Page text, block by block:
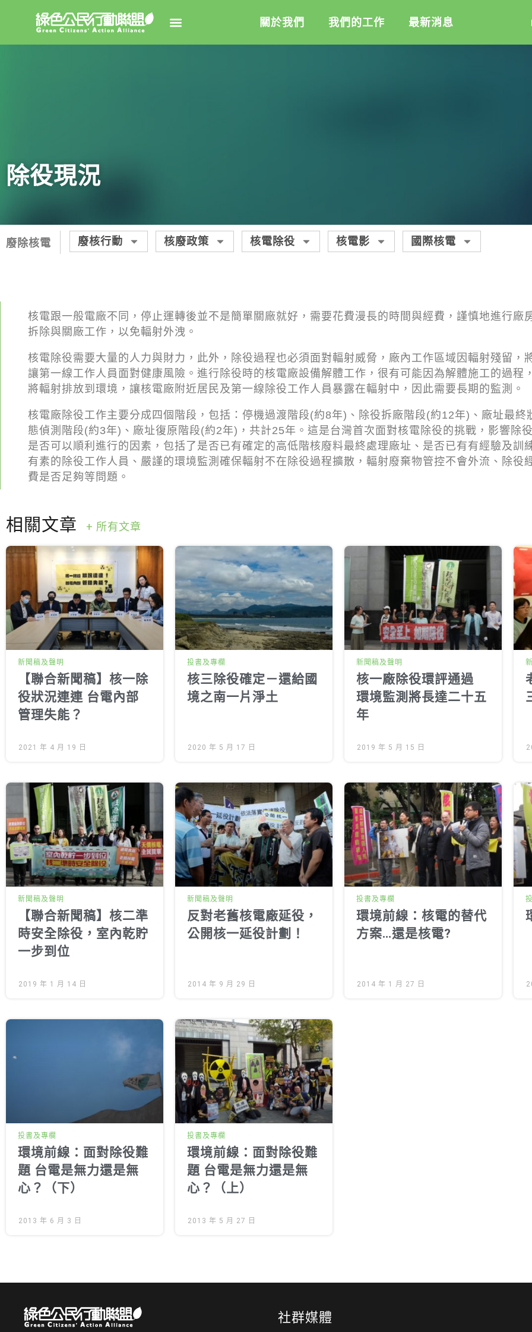
年度報告與財報
關於我們 我們的工作 最新消息
除役現況
廢除核電 廢核行動 核廢政策 核電除役 核電影 國際核電
核電跟一般電廠不同，停止運轉後並不是簡單關廠就好，需要花費漫長的時間與經費，謹慎地進行廠
拆除與關廠工作，以免輻射外洩。
核電除役需要大量的人力與財力，此外，除役過程也必須面對輻射威脅，廠內工作區域因輻射殘留，
讓第一線工作人員面對健康風險。進行除役時的核電廠設備解體工作，很有可能因為解體施工的過程，
將輻射排放到環境，讓核電廠附近居民及第一線除役工作人員暴露在輻射中，因此需要長期的監測。
核電廠除役工作主要分成四個階段，包括：停機過渡階段(約8年)、除役拆廠階段(約12年)、廠址最終
態偵測階段(約3年)、廠址復原階段(約2年)，共計25年。這是台灣首次面對核電除役的挑戰，影響除役
是否可以順利進行的因素，包括了是否已有確定的高低階核廢料最終處理廠址、是否已有有經驗及訓
有素的除役工作人員、嚴謹的環境監測確保輻射不在除役過程擴散，輻射廢棄物管控不會外流、除役
費是否足夠等問題。
相關文章 + 所有文章
新聞稿及聲明
【聯合新聞稿】核一除
役狀況連連 台電內部
管理失能？
2021 年 4 月 19 日
投書及專欄
核三除役確定－還給國
境之南一片淨土
2020 年 5 月 17 日
新聞稿及聲明
核一廠除役環評通過
環境監測將長達二十五
年
2019 年 5 月 15 日
新聞稿及聲明
【聯合新聞稿】核二準
時安全除役，室內乾貯
一步到位
2019 年 1 月 14 日
新聞稿及聲明
反對老舊核電廠延役，
公開核一延役計劃！
2014 年 9 月 29 日
投書及專欄
環境前線：核電的替代
方案…還是核電?
2014 年 1 月 27 日
投書及專欄
環境前線：面對除役難
題 台電是無力還是無
心？（下）
2013 年 6 月 3 日
投書及專欄
環境前線：面對除役難
題 台電是無力還是無
心？（上）
2013 年 5 月 27 日
社群媒體